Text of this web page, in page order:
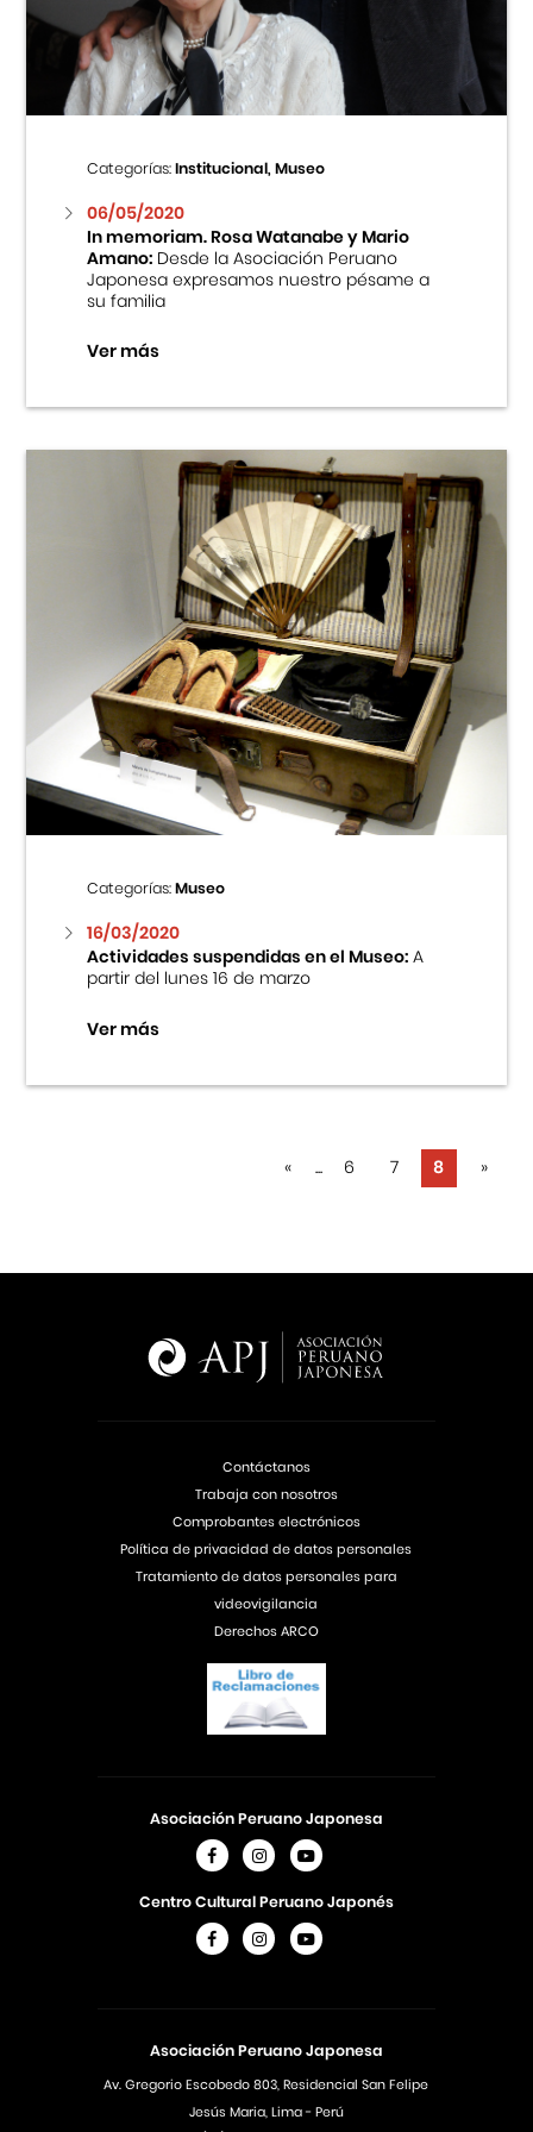
Centro Cultural Peruano Japonés
Cursos
Museo de la Inmigración Japonesa
Fondo Editorial
Teatro Peruano Japonés
Categorías:Institucional, Museo
06/05/2020
In memoriam. Rosa Watanabe y Mario
Amano:Desde la Asociación Peruano
Japonesa expresamos nuestro pésame a
su familia
Ver más
Categorías:Museo
16/03/2020
Actividades suspendidas en el Museo:A
partir del lunes 16 de marzo
Ver más
« ... 6 7 8 »
Asociación Peruano Japonesa
Av. Gregorio Escobedo 803, Residencial San Felipe
Jesús Maria, Lima - Perú
Asociación Peruano Japonesa
Centro Cultural Peruano Japonés
Contáctanos
Trabaja con nosotros
Comprobantes electrónicos
Política de privacidad de datos personales
Tratamiento de datos personales para
videovigilancia
Derechos ARCO